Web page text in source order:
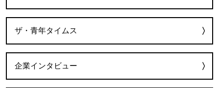
ザ・青年タイムス
企業インタビュー